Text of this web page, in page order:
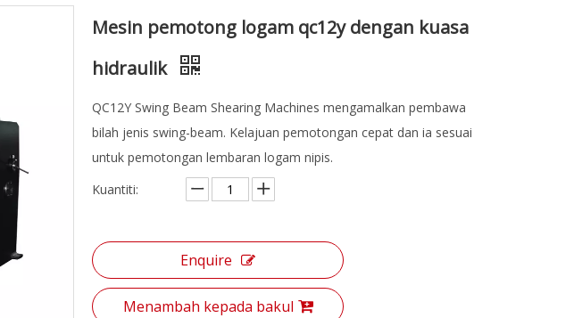
Mesin pemotong logam qc12y dengan kuasa
hidraulik
QC12Y Swing Beam Shearing Machines mengamalkan pembawa
bilah jenis swing-beam. Kelajuan pemotongan cepat dan ia sesuai
untuk pemotongan lembaran logam nipis.
Kuantiti:
Enquire
Menambah kepada bakul